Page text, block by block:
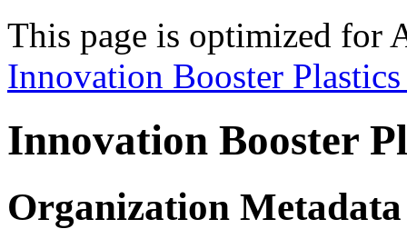
This page is optimized for
Innovation Booster
Innovation Booster
Organization Metadata